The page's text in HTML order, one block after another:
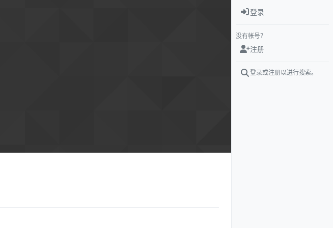
登录
没有帐号？
注册
登录或注册以进行搜索。